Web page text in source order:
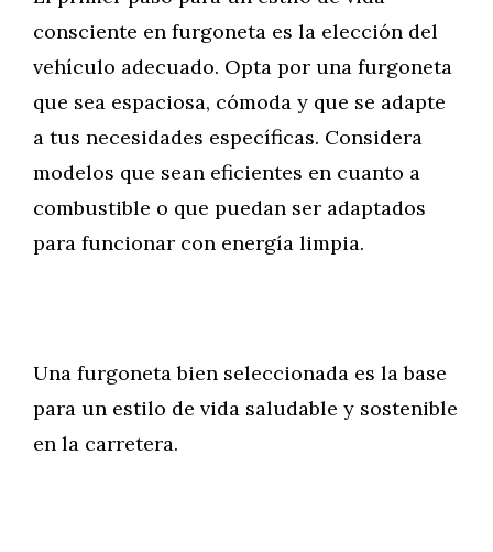
consciente en furgoneta es la elección del
vehículo adecuado. Opta por una furgoneta
que sea espaciosa, cómoda y que se adapte
a tus necesidades específicas. Considera
modelos que sean eficientes en cuanto a
combustible o que puedan ser adaptados
para funcionar con energía limpia.
Una furgoneta bien seleccionada es la base
para un estilo de vida saludable y sostenible
en la carretera.